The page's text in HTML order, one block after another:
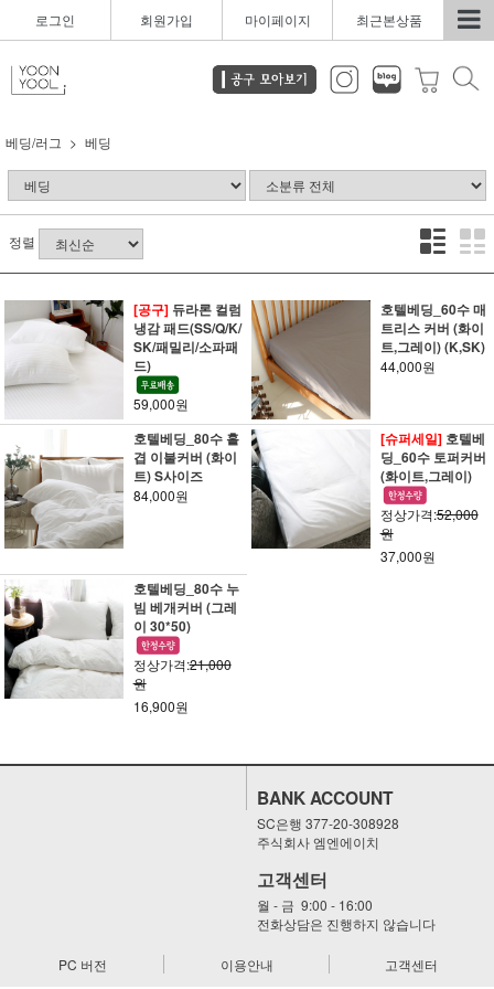
로그인 회원가입 마이페이지 최근본상품
베딩/러그 베딩
정렬
[공구]듀라론 컬럼
냉감 패드(SS/Q/K/
SK/패밀리/소파패
드)
59,000원
호텔베딩_60수 매
트리스 커버 (화이
트,그레이) (K,SK)
44,000원
호텔베딩_80수 홑
겹 이불커버 (화이
트) S사이즈
84,000원
[슈퍼세일]호텔베
딩_60수 토퍼커버
(화이트,그레이)
정상가격:52,000
원
37,000원
호텔베딩_80수 누
빔 베개커버 (그레
이 30*50)
정상가격:21,000
원
16,900원
BANK ACCOUNT
SC은행 377-20-308928
주식회사 엠엔에이치
고객센터
월 - 금 9:00 - 16:00
전화상담은 진행하지 않습니다
PC 버전 이용안내 고객센터